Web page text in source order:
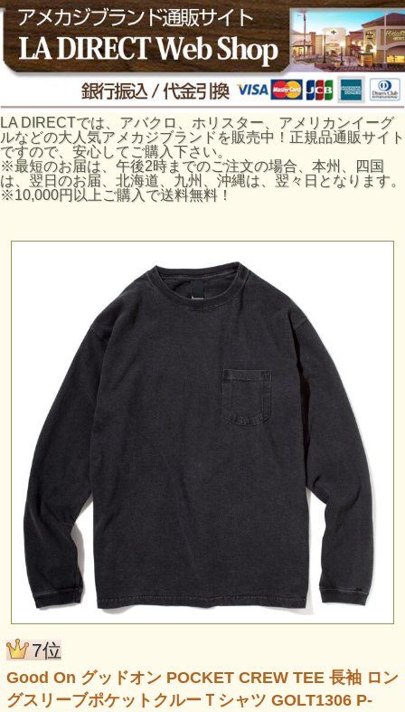
LA DIRECTでは、アバクロ、ホリスター、アメリカンイーグ
ルなどの大人気アメカジブランドを販売中！正規品通販サイト
ですので、安心してご購入下さい。
※最短のお届は、午後2時までのご注文の場合、本州、四国
は、翌日のお届、北海道、九州、沖縄は、翌々日となります。
※10,000円以上ご購入で送料無料！
7位
Good On グッドオン POCKET CREW TEE 長袖 ロン
グスリーブポケットクルーＴシャツ GOLT1306 P-